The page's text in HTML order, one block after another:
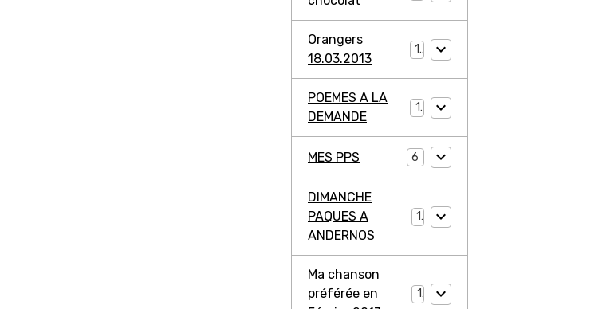
Orangers
18.03.2013
1
POEMES A LA
DEMANDE
1
MES PPS 6
DIMANCHE
PAQUES A
ANDERNOS
1
Ma chanson
préférée en
1